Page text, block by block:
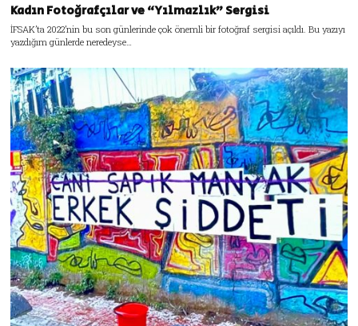
Kadın Fotoğrafçılar ve “Yılmazlık” Sergisi
İFSAK’ta 2022’nin bu son günlerinde çok önemli bir fotoğraf sergisi açıldı. Bu yazıyı
yazdığım günlerde neredeyse…